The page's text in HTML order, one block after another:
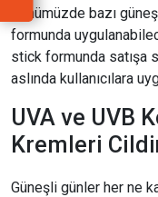
Günümüzde bazı
formunda
stick formunda satışa
aslında kullanıcılara
UVA ve UVB
Kremleri
Güneşli günler her ne